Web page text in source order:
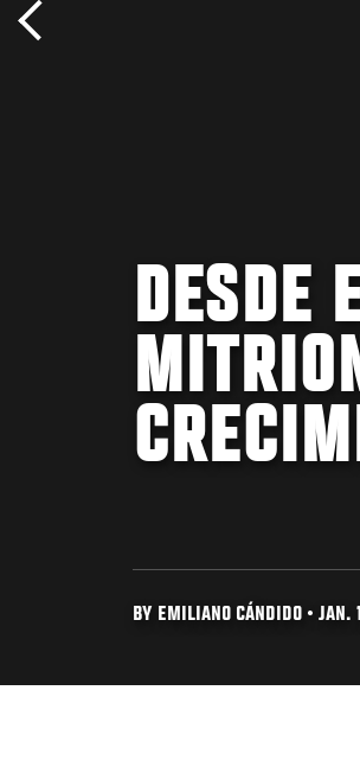
DESDE
BY EMILIANO CÁNDIDO • JAN.